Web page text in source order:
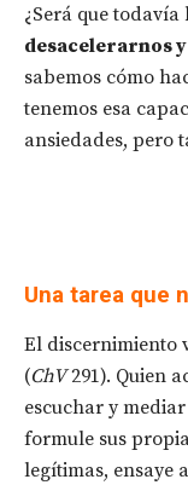
¿Será que todavía
desacelerarnos
sabemos cómo
tenemos esa
ansiedades, pero
Una tarea que
El discernimiento
(ChV291). Quien
escuchar y
formule sus
legítimas, ensaye